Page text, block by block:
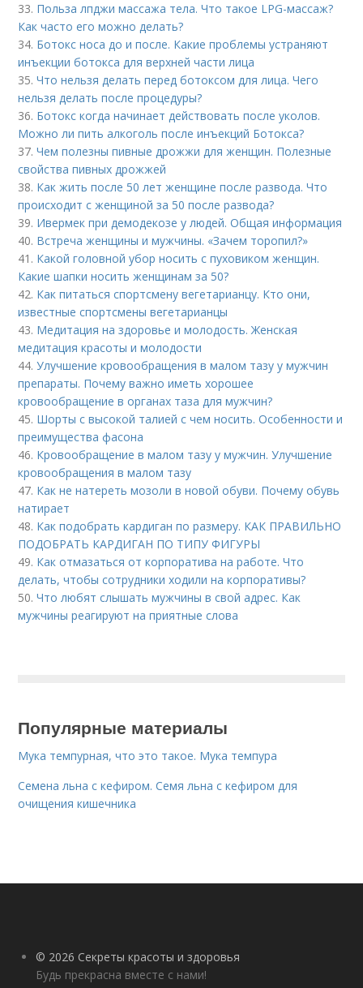
33. Польза лпджи массажа тела. Что такое LPG-массаж?
Как часто его можно делать?
34. Ботокс носа до и после. Какие проблемы устраняют
инъекции ботокса для верхней части лица
35.Что нельзя делать перед ботоксом для лица. Чего
нельзя делать после процедуры?
36. Ботокс когда начинает действовать после уколов.
Можно ли пить алкоголь после инъекций Ботокса?
37.Чем полезны пивные дрожжи для женщин. Полезные
свойства пивных дрожжей
38. Как жить после 50 лет женщине после развода. Что
происходит с женщиной за 50 после развода?
39. Ивермек при демодекозе у людей. Общая информация
40. Встреча женщины и мужчины. «Зачем торопил?»
41. Какой головной убор носить с пуховиком женщин.
Какие шапки носить женщинам за 50?
42. Как питаться спортсмену вегетарианцу. Кто они,
известные спортсмены вегетарианцы
43. Медитация на здоровье и молодость. Женская
медитация красоты и молодости
44.Улучшение кровообращения в малом тазу у мужчин
препараты. Почему важно иметь хорошее
кровообращение в органах таза для мужчин?
45. Шорты с высокой талией с чем носить. Особенности и
преимущества фасона
46. Кровообращение в малом тазу у мужчин. Улучшение
кровообращения в малом тазу
47. Как не натереть мозоли в новой обуви. Почему обувь
натирает
48. Как подобрать кардиган по размеру. КАК ПРАВИЛЬНО
ПОДОБРАТЬ КАРДИГАН ПО ТИПУ ФИГУРЫ
49. Как отмазаться от корпоратива на работе. Что
делать, чтобы сотрудники ходили на корпоративы?
50.Что любят слышать мужчины в свой адрес. Как
мужчины реагируют на приятные слова
Популярные материалы
Мука темпурная, что это такое. Мука темпура
Семена льна с кефиром. Семя льна с кефиром для
очищения кишечника
© 2026 Секреты красоты и здоровья
Будь прекрасна вместе с нами!